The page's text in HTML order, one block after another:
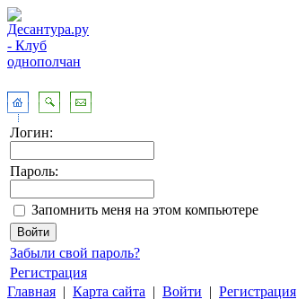
Логин:
Пароль:
Запомнить меня на этом компьютере
Забыли свой пароль?
Регистрация
Главная | Карта сайта | Войти | Регистрация